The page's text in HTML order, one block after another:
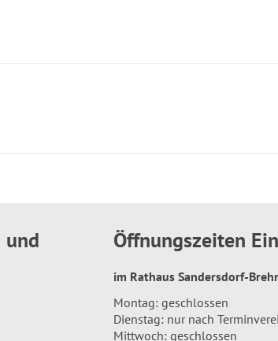
und
Öffnungszeiten
im Rathaus Sandersdorf-
Montag: geschlossen
Dienstag: nur nach
Mittwoch: geschlossen